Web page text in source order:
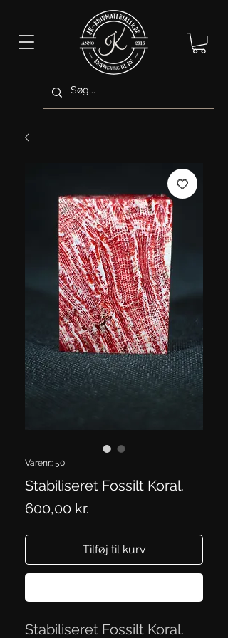
Varenr.: 50
Stabiliseret Fossilt Koral.
600,00 kr.
Tilføj til kurv
Stabiliseret Fossilt Koral.